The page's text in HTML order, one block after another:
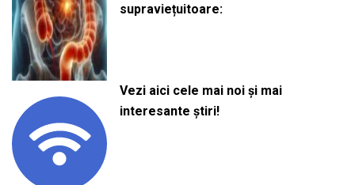
supraviețuitoare:
Vezi aici cele mai noi și mai
interesante știri!